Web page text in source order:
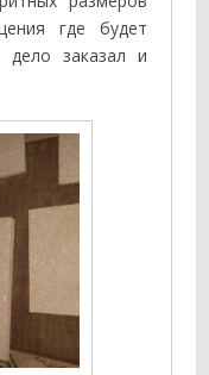
где будет
заказал и